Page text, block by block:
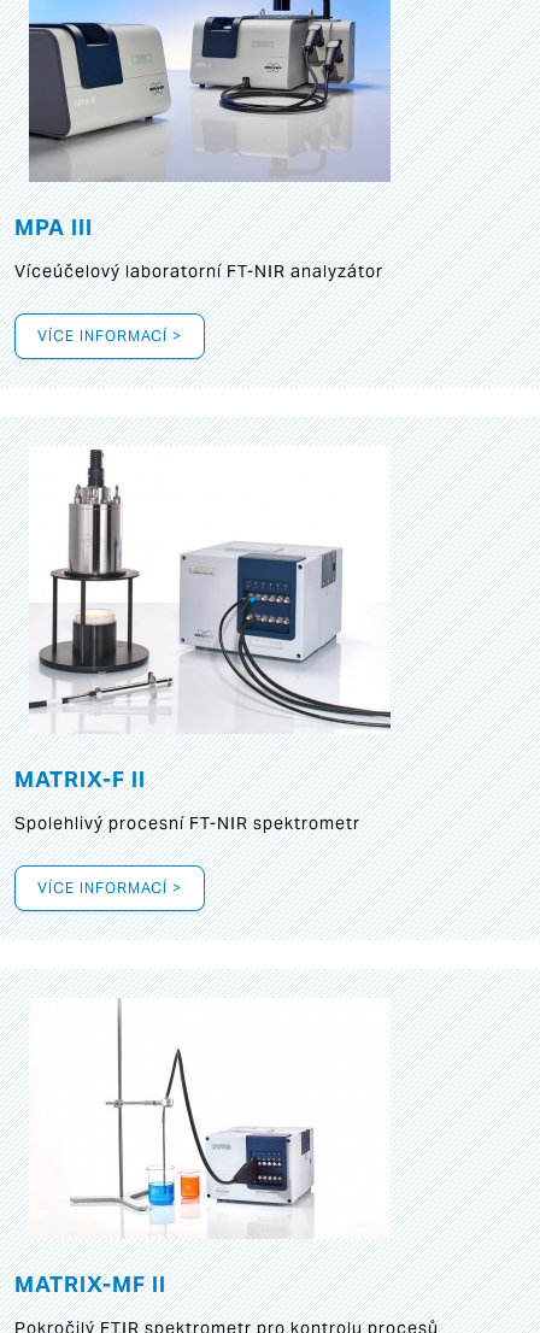
MPA III
Víceúčelový laboratorní FT-NIR analyzátor
VÍCE INFORMACÍ >
MATRIX-F II
Spolehlivý procesní FT-NIR spektrometr
VÍCE INFORMACÍ >
MATRIX-MF II
Pokročilý FTIR spektrometr pro kontrolu procesů